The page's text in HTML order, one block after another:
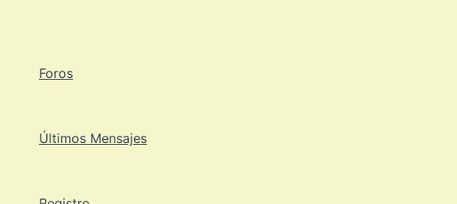
Foros
Últimos Mensajes